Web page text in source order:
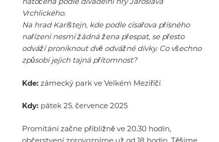
Vrchlického.
Na hrad Karlštejn, kde podle císařova přísného
nařízení nesmí žádná žena přespat, se přesto
odváží proniknout dvě odvážné dívky. Co všechno
způsobí jejich tajná přítomnost?
Kde: zámecký park ve Velkém Meziříčí
Kdy: pátek 25. července 2025
Promítání začne přibližně ve 20.30 hodin,
občerstvení zprovozníme už od 18 hodin. Těšíme